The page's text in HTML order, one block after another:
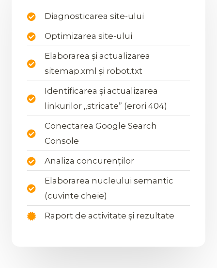
Diagnosticarea site-ului
Optimizarea site-ului
Elaborarea și actualizarea
sitemap.xml și robot.txt
Identificarea și actualizarea
linkurilor „stricate” (erori 404)
Conectarea Google Search
Console
Analiza concurenților
Elaborarea nucleului semantic
(cuvinte cheie)
Raport de activitate și rezultate